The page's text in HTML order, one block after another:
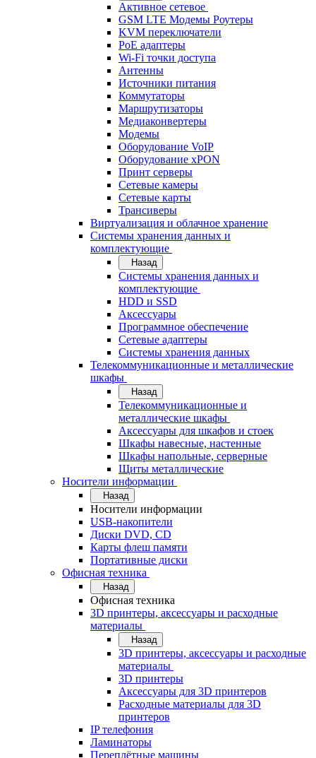
Активное сетевое
GSM LTE Модемы Роутеры
KVM переключатели
PoE адаптеры
Wi-Fi точки доступа
Антенны
Источники питания
Коммутаторы
Маршрутизаторы
Медиаконвертеры
Модемы
Оборудование VoIP
Оборудование xPON
Принт серверы
Сетевые камеры
Сетевые карты
Трансиверы
Виртуализация и облачное хранение
Системы хранения данных и
комплектующие
Назад
Системы хранения данных и
комплектующие
HDD и SSD
Аксессуары
Программное обеспечение
Сетевые адаптеры
Системы хранения данных
Телекоммуникационные и металлические
шкафы
Назад
Телекоммуникационные и
металлические шкафы
Аксессуары для шкафов и стоек
Шкафы навесные, настенные
Шкафы напольные, серверные
Щиты металлические
Носители информации
Назад
Носители информации
USB-накопители
Диски DVD, CD
Карты флеш памяти
Портативные диски
Офисная техника
Назад
Офисная техника
3D принтеры, аксессуары и расходные
материалы
Назад
3D принтеры, аксессуары и расходные
материалы
3D принтеры
Аксессуары для 3D принтеров
Расходные материалы для 3D
принтеров
IP телефония
Ламинаторы
Переплётные машины